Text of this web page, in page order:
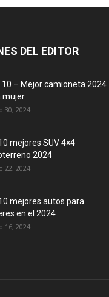
DEL EDITOR
10 – Mejor camioneta 2024
mujer
30, 2024
mejores SUV 4×4
2024
22, 2024
mejores autos para
en el 2024
16, 2024